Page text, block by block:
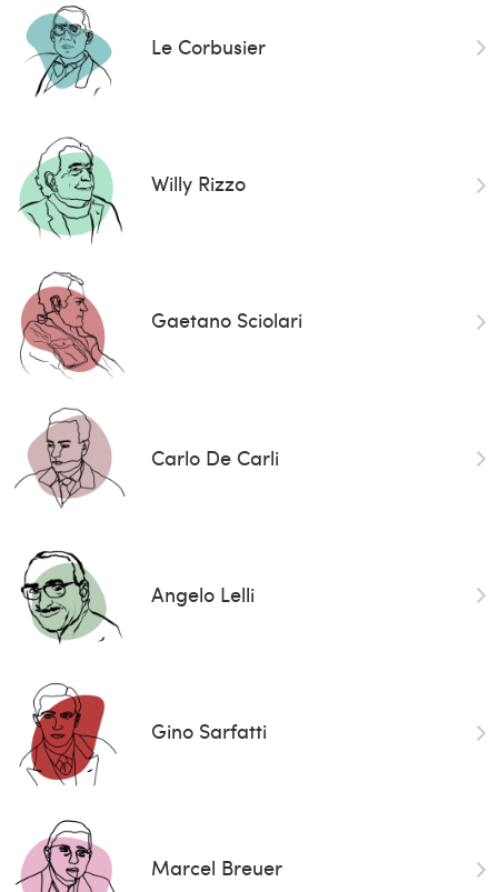
Le Corbusier
Willy Rizzo
Gaetano Sciolari
Carlo De Carli
Angelo Lelli
Gino Sarfatti
Marcel Breuer